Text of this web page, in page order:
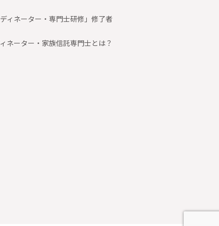
ディネーター・専門士研修」修了者
ネーター・家族信託専門士とは？